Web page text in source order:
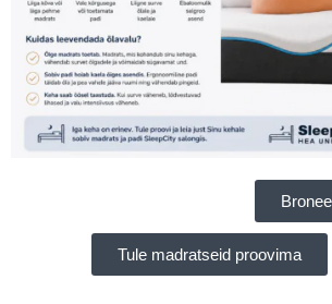
Tule madratseid proovima